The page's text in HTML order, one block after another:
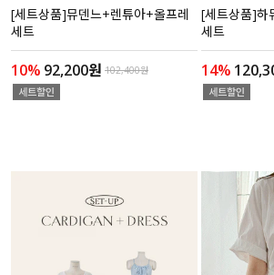
[세트상품]뮤덴느+렌튜아+올프레
세트
10% 92,200원 102,400원
[세트상품]하
세트
14%